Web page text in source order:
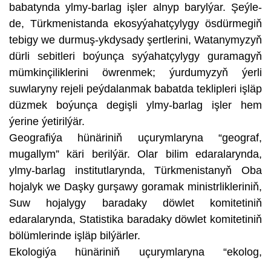
babatynda ylmy-barlag işler alnyp barylýar. Şeýle-
de, Türkmenistanda ekosyýahatçylygy ösdürmegiň
tebigy we durmuş-ykdysady şertlerini, Watanymyzyň
dürli sebitleri boýunça syýahatçylygy guramagyň
mümkinçiliklerini öwrenmek; ýurdumyzyň ýerli
suwlaryny rejeli peýdalanmak babatda teklipleri işläp
düzmek boýunça degişli ylmy-barlag işler hem
ýerine ýetirilýär.
Geografiýa hünäriniň uçurymlaryna “geograf,
mugallym” käri berilýär. Olar bilim edaralarynda,
ylmy-barlag institutlarynda, Türkmenistanyň Oba
hojalyk we Daşky gurşawy goramak ministrlikleriniň,
Suw hojalygy baradaky döwlet komitetiniň
edaralarynda, Statistika baradaky döwlet komitetiniň
bölümlerinde işläp bilýärler.
Ekologiýa hünäriniň uçurymlaryna “ekolog,